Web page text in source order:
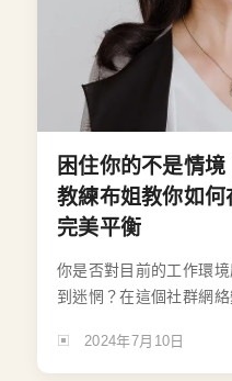
困住你的不是情
教練布姐教你如
完美平衡
你是否對目前的工作環
到迷惘？在這個社群網絡
2024年7月10日